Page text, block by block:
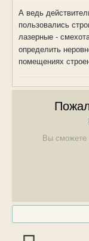
А ведь
пользовались
лазерные -
определить
помещениях
Вы сможете